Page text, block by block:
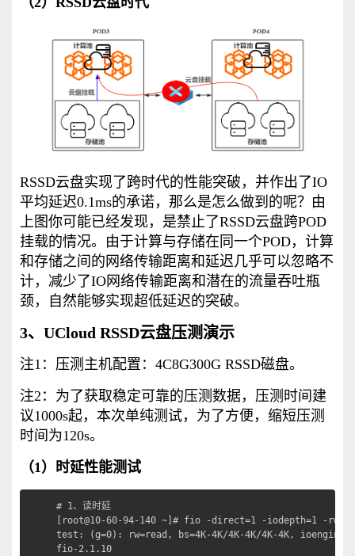
RSSD云盘实现了跨时代的性能突破，并作出了IO
平均延迟0.1ms的承诺，那么是怎么做到的呢？由
上图你可能已经发现，是禁止了RSSD云盘跨POD
挂载的情况。 由于计算与存储在同一个POD，计算
和存储之间的网络传输距离和延迟几乎可以忽略不
计， 减少了IO网络传输距离和潜在的流量吞吐瓶
颈，自然能够实现超低延迟的突破。
3、UCloud RSSD云盘压测演示
注1：压测主机配置：4C8G300G RSSD磁盘。
注2：为了获取稳定可靠的压测数据，压测时间建
议1000s起，本次单纯测试，为了方便，缩短压测
时间为120s。
（1）时延性能测试
# 1、读时延
[root@10-60-94-140 ~]# fio -direct=1 -iodepth=1 -
test: (g=0): rw=read, bs=4K-4K/4K-4K/4K-4K,
fio-2.1.10